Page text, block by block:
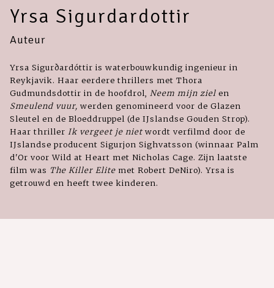
Yrsa Sigurdardottir
Auteur
Yrsa Sigurðardóttir is waterbouwkundig ingenieur in
Reykjavik. Haar eerdere thrillers met Thora
Gudmundsdottir in de hoofdrol, Neem mijn ziel en
Smeulend vuur, werden genomineerd voor de Glazen
Sleutel en de Bloeddruppel (de IJslandse Gouden Strop).
Haar thriller Ik vergeet je nietwordt verfilmd door de
IJslandse producent Sigurjon Sighvatsson (winnaar Palm
d'Or voor Wild at Heart met Nicholas Cage. Zijn laatste
film was The Killer Elite met Robert DeNiro). Yrsa is
getrouwd en heeft twee kinderen.